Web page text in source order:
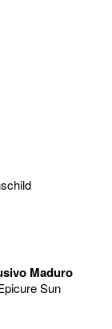
Maduro
Sun